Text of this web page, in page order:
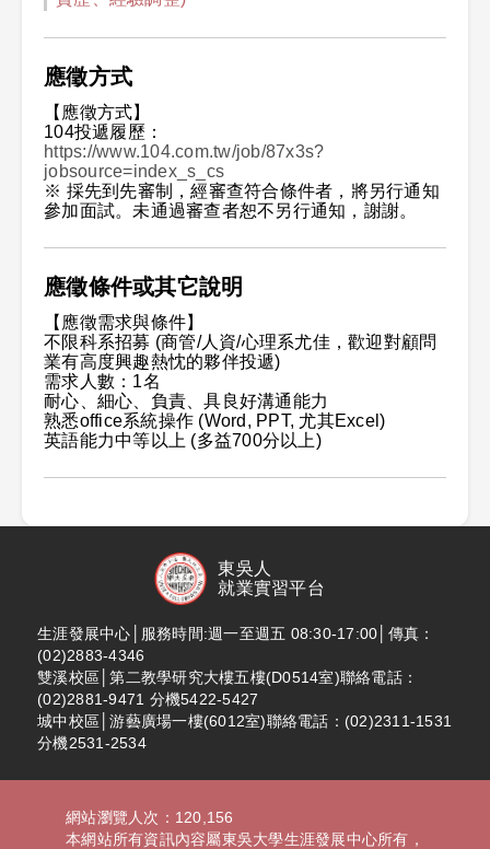
應徵方式
【應徵方式】
104投遞履歷：
https://www.104.com.tw/job/87x3s?
jobsource=index_s_cs
※ 採先到先審制，經審查符合條件者，將另行通知
參加面試。未通過審查者恕不另行通知，謝謝。
應徵條件或其它說明
【應徵需求與條件】
不限科系招募 (商管/人資/心理系尤佳，歡迎對顧問
業有高度興趣熱忱的夥伴投遞)
需求人數：1名
耐心、細心、負責、具良好溝通能力
熟悉office系統操作 (Word, PPT, 尤其Excel)
英語能力中等以上 (多益700分以上)
東吳人
就業實習平台
生涯發展中心│服務時間:週一至週五 08:30-17:00│傳真：
(02)2883-4346
雙溪校區│第二教學研究大樓五樓(D0514室)聯絡電話：
(02)2881-9471 分機5422-5427
城中校區│游藝廣場一樓(6012室)聯絡電話：(02)2311-1531
分機2531-2534
網站瀏覽人次：120,156
本網站所有資訊內容屬東吳大學生涯發展中心所有，